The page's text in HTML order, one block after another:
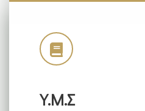
Υ.Μ.Σ